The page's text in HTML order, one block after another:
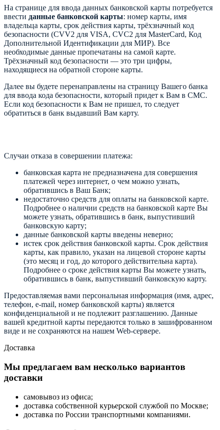
На странице для ввода данных банковской карты потребуется
ввести данные банковской карты: номер карты, имя
владельца карты, срок действия карты, трёхзначный код
безопасности (CVV2 для VISA, CVC2 для MasterCard, Код
Дополнительной Идентификации для МИР). Все
необходимые данные пропечатаны на самой карте.
Трёхзначный код безопасности — это три цифры,
находящиеся на обратной стороне карты.
Далее вы будете перенаправлены на страницу Вашего банка
для ввода кода безопасности, который придет к Вам в СМС.
Если код безопасности к Вам не пришел, то следует
обратиться в банк выдавший Вам карту.
Случаи отказа в совершении платежа:
банковская карта не предназначена для совершения
платежей через интернет, о чем можно узнать,
обратившись в Ваш Банк;
недостаточно средств для оплаты на банковской карте.
Подробнее о наличии средств на банковской карте Вы
можете узнать, обратившись в банк, выпустивший
банковскую карту;
данные банковской карты введены неверно;
истек срок действия банковской карты. Срок действия
карты, как правило, указан на лицевой стороне карты
(это месяц и год, до которого действительна карта).
Подробнее о сроке действия карты Вы можете узнать,
обратившись в банк, выпустивший банковскую карту.
Предоставляемая вами персональная информация (имя, адрес,
телефон, e-mail, номер банковской карты) является
конфиденциальной и не подлежит разглашению. Данные
вашей кредитной карты передаются только в зашифрованном
виде и не сохраняются на нашем Web-сервере.
Доставка
Мы предлагаем вам несколько вариантов
доставки
самовывоз из офиса;
доставка собственной курьерской службой по Москве;
доставка по России транспортными компаниями.